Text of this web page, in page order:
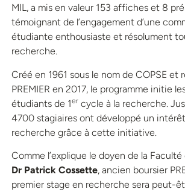
MIL, a mis en valeur 153 affiches et 8
témoignant de l’engagement d’une
étudiante enthousiaste et résolument
recherche.
Créé en 1961 sous le nom de COPSE et
PREMIER en 2017, le programme initie
étudiants de 1er cycle à la recherche.
4700 stagiaires ont développé un
recherche grâce à cette initiative.
Comme l’explique le doyen de la
Dr Patrick Cossette, ancien boursier
premier stage en recherche sera peut-